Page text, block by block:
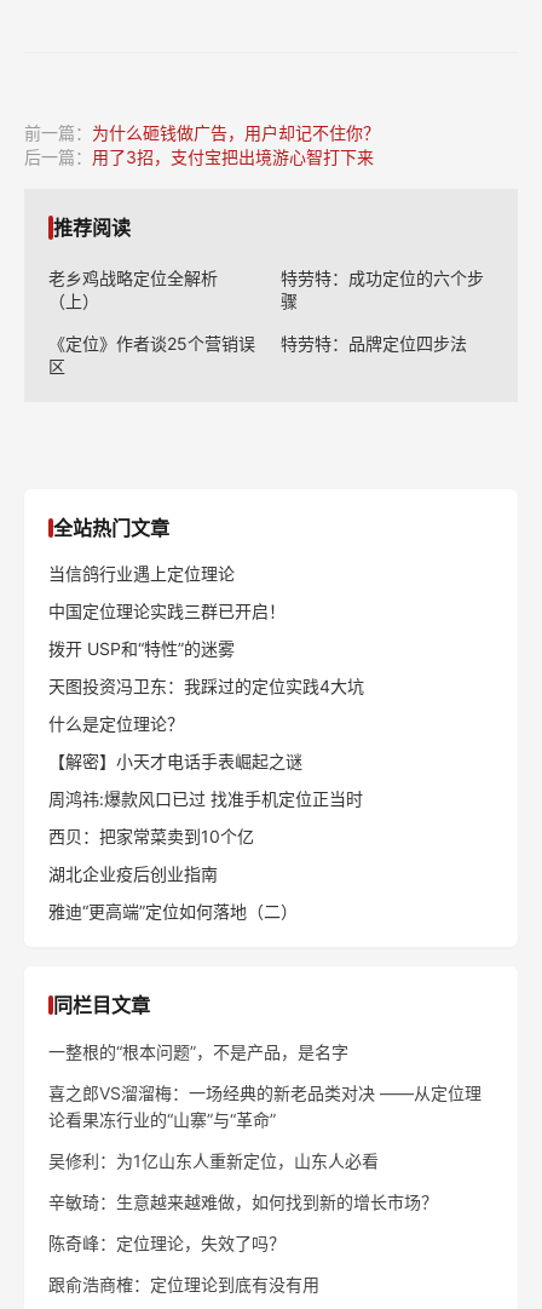
前一篇： 为什么砸钱做广告，用户却记不住你？
后一篇： 用了3招，支付宝把出境游心智打下来
推荐阅读
老乡鸡战略定位全解析
（上）
特劳特：成功定位的六个步
骤
《定位》作者谈25个营销误
区
特劳特：品牌定位四步法
全站热门文章
当信鸽行业遇上定位理论
中国定位理论实践三群已开启！
拨开 USP和“特性”的迷雾
天图投资冯卫东：我踩过的定位实践4大坑
什么是定位理论？
【解密】小天才电话手表崛起之谜
周鸿祎:爆款风口已过 找准手机定位正当时
西贝：把家常菜卖到10个亿
湖北企业疫后创业指南
雅迪“更高端”定位如何落地（二）
同栏目文章
一整根的“根本问题”，不是产品，是名字
喜之郎VS溜溜梅：一场经典的新老品类对决 ——从定位理
论看果冻行业的“山寨”与“革命”
吴修利：为1亿山东人重新定位，山东人必看
辛敏琦：生意越来越难做，如何找到新的增长市场？
陈奇峰：定位理论，失效了吗？
跟俞浩商榷：定位理论到底有没有用